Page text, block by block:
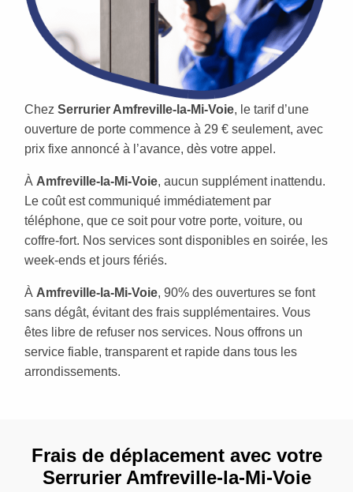
Chez Serrurier Amfreville-la-Mi-Voie, le tarif d’une
ouverture de porte commence à 29 € seulement, avec
prix fixe annoncé à l’avance, dès votre appel.
À Amfreville-la-Mi-Voie, aucun supplément inattendu.
Le coût est communiqué immédiatement par
téléphone, que ce soit pour votre porte, voiture, ou
coffre-fort. Nos services sont disponibles en soirée, les
week-ends et jours fériés.
À Amfreville-la-Mi-Voie, 90% des ouvertures se font
sans dégât, évitant des frais supplémentaires. Vous
êtes libre de refuser nos services. Nous offrons un
service fiable, transparent et rapide dans tous les
arrondissements.
Frais de déplacement avec votre
Serrurier Amfreville-la-Mi-Voie